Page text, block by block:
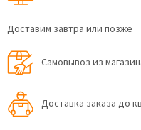
Доставим завтра или позже
Самовывоз из
Доставка заказа до